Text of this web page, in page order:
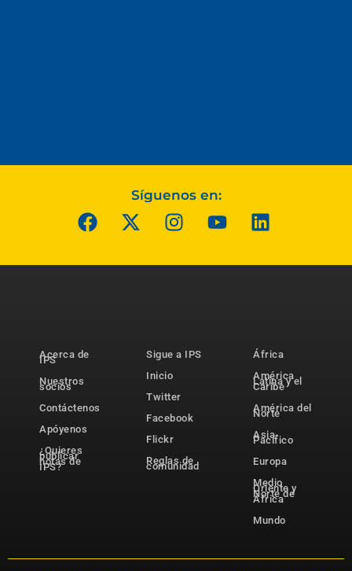
Síguenos en:
Acerca de
IPS
Nuestros
socios
Contáctenos
Apóyenos
¿Quieres
publicar
notas de
IPS?
Sigue a IPS
Inicio
Twitter
Facebook
Flickr
Reglas de
comunidad
África
América
Latina y el
Caribe
América del
Norte
Asia-
Pacífico
Europa
Medio
Oriente y
Norte de
África
Mundo